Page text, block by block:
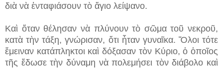
διὰ νὰ ἐνταφιάσουν τὸ ἅγιο λείψανο.
Καὶ ὅταν θέλησαν νὰ πλύνουν τὸ σῶμα τοῦ νεκροῦ,
κατὰ τὴν τάξη, γνώρισαν, ὅτι ἦταν γυναῖκα. Ὅλοι τότε
ἔμειναν κατάπληκτοι καὶ δόξασαν τὸν Κύριο, ὁ ὁποῖος
τῆς ἔδωσε τὴν δύναμη νὰ πολεμήσει τὸν διάβολο καὶ